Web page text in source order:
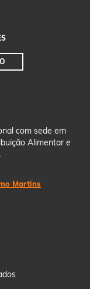
com sede em
Alimentar e
Martins